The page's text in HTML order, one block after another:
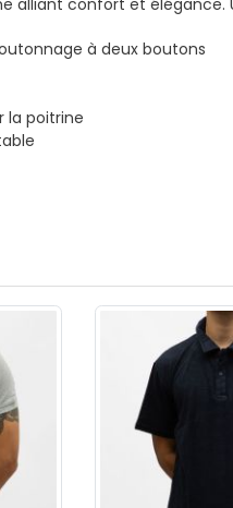
alliant confort et élégance.
à deux boutons
la poitrine